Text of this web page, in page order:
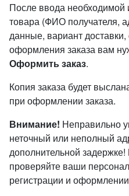
После ввода
товара (ФИО получателя,
данные, вариант
оформления заказа вам
Оформить заказ.
Копия заказа будет
при оформлении заказа.
Внимание! Неправильно
неточный или неполный
дополнительной
проверяйте ваши
регистрации и оформлении